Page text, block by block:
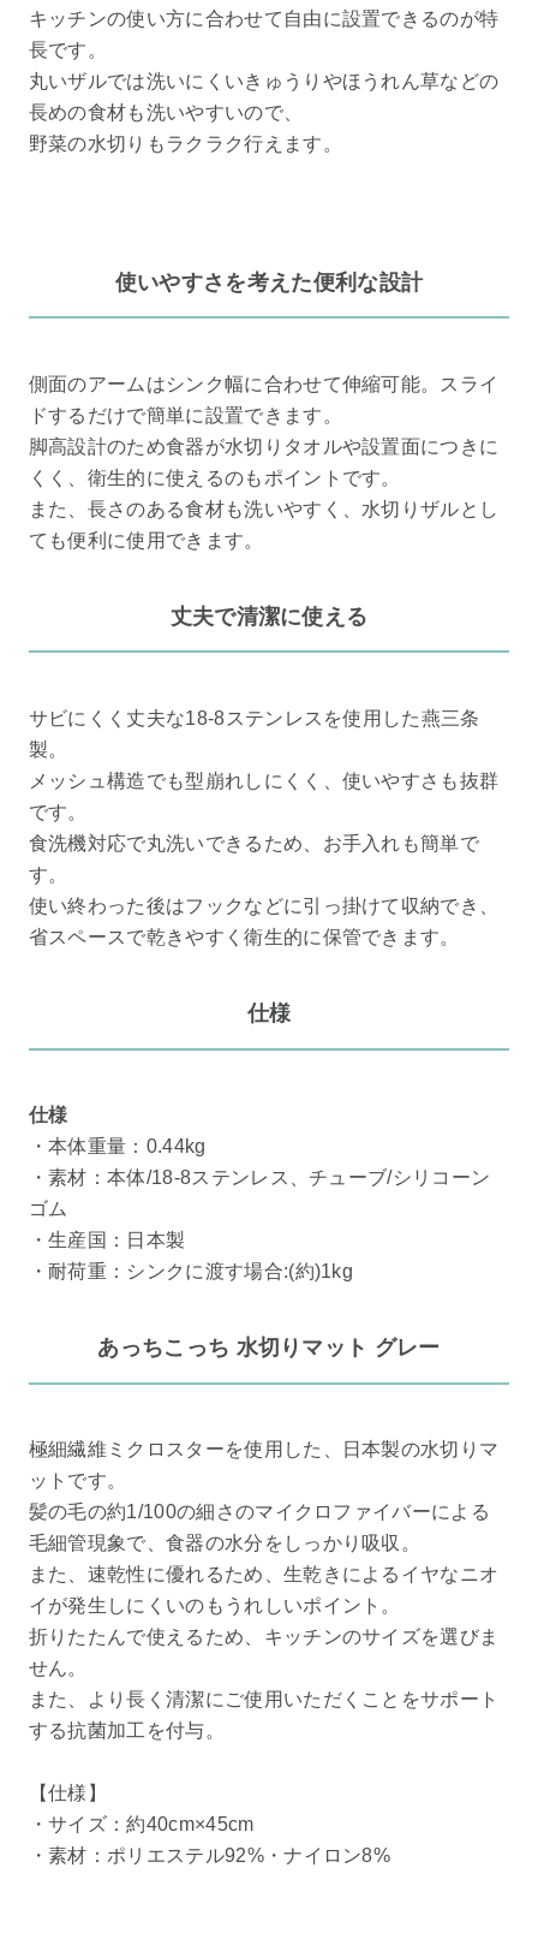
キッチンの使い方に合わせて自由に設置できるのが特
長です。
丸いザルでは洗いにくいきゅうりやほうれん草などの
長めの食材も洗いやすいので、
野菜の水切りもラクラク行えます。
使いやすさを考えた便利な設計
側面のアームはシンク幅に合わせて伸縮可能。スライ
ドするだけで簡単に設置できます。
脚高設計のため食器が水切りタオルや設置面につきに
くく、衛生的に使えるのもポイントです。
また、長さのある食材も洗いやすく、水切りザルとし
ても便利に使用できます。
丈夫で清潔に使える
サビにくく丈夫な18-8ステンレスを使用した燕三条
製。
メッシュ構造でも型崩れしにくく、使いやすさも抜群
です。
食洗機対応で丸洗いできるため、お手入れも簡単で
す。
使い終わった後はフックなどに引っ掛けて収納でき、
省スペースで乾きやすく衛生的に保管できます。
仕様
仕様
・本体重量：0.44kg
・素材：本体/18-8ステンレス、チューブ/シリコーン
ゴム
・生産国：日本製
・耐荷重：シンクに渡す場合:(約)1kg
あっちこっち 水切りマット グレー
極細繊維ミクロスターを使用した、日本製の水切りマ
ットです。
髪の毛の約1/100の細さのマイクロファイバーによる
毛細管現象で、食器の水分をしっかり吸収。
また、速乾性に優れるため、生乾きによるイヤなニオ
イが発生しにくいのもうれしいポイント。
折りたたんで使えるため、キッチンのサイズを選びま
せん。
また、より長く清潔にご使用いただくことをサポート
する抗菌加工を付与。
【仕様】
・サイズ：約40cm×45cm
・素材：ポリエステル92%・ナイロン8%